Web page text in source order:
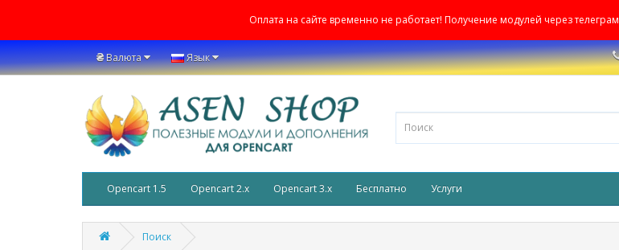
Оплата на сайте временно не работает! Получение модулей через телеграм
₴Валюта Язык
Opencart 1.5 Opencart 2.x Opencart 3.x Бесплатно Услуги
Поиск